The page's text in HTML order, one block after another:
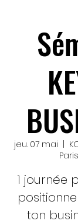
jeu. 07 mai
1 journée
ton